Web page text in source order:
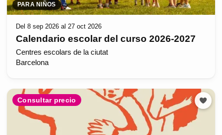
PARA NIÑOS
Del 8 sep 2026 al 27 oct 2026
Calendario escolar del curso 2026-2027
Centres escolars de la ciutat
Barcelona
Consultar precio